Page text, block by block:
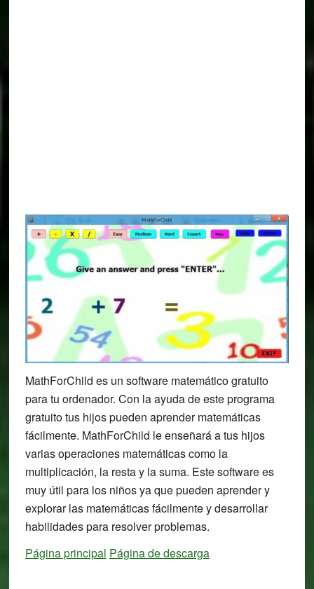
MathForChild es un software matemático gratuito
para tu ordenador. Con la ayuda de este programa
gratuito tus hijos pueden aprender matemáticas
fácilmente. MathForChild le enseñará a tus hijos
varias operaciones matemáticas como la
multiplicación, la resta y la suma. Este software es
muy útil para los niños ya que pueden aprender y
explorar las matemáticas fácilmente y desarrollar
habilidades para resolver problemas.
Página principal Página de descarga